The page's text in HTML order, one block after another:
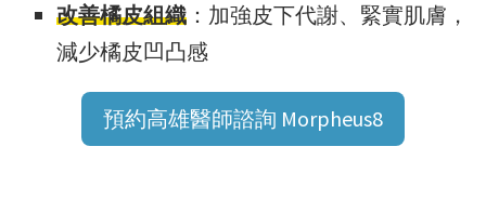
改善橘皮組織 ：加強皮下代謝、緊實肌膚，
減少橘皮凹凸感
預約高雄醫師諮詢 Morpheus8